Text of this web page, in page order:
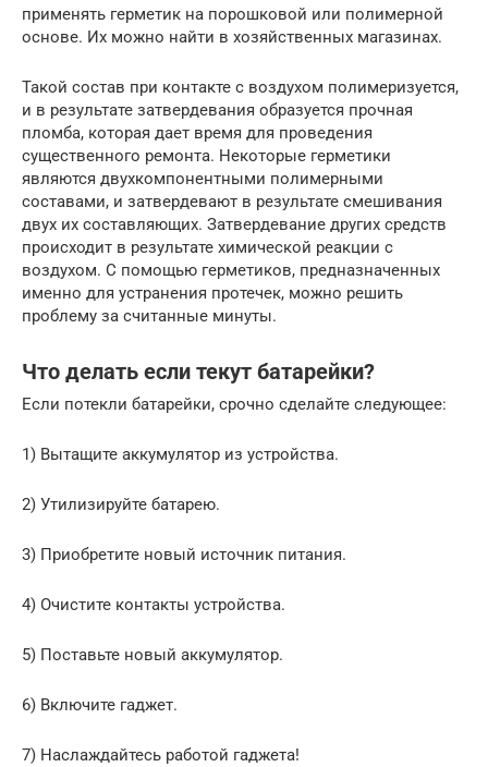
применять герметик на порошковой или полимерной
основе. Их можно найти в хозяйственных магазинах.
Такой состав при контакте с воздухом полимеризуется,
и в результате затвердевания образуется прочная
пломба, которая дает время для проведения
существенного ремонта. Некоторые герметики
являются двухкомпонентными полимерными
составами, и затвердевают в результате смешивания
двух их составляющих. Затвердевание других средств
происходит в результате химической реакции с
воздухом. С помощью герметиков, предназначенных
именно для устранения протечек, можно решить
проблему за считанные минуты.
Что делать если текут батарейки?
Если потекли батарейки, срочно сделайте следующее:
1) Вытащите аккумулятор из устройства.
2) Утилизируйте батарею.
3) Приобретите новый источник питания.
4) Очистите контакты устройства.
5) Поставьте новый аккумулятор.
6) Включите гаджет.
7) Наслаждайтесь работой гаджета!